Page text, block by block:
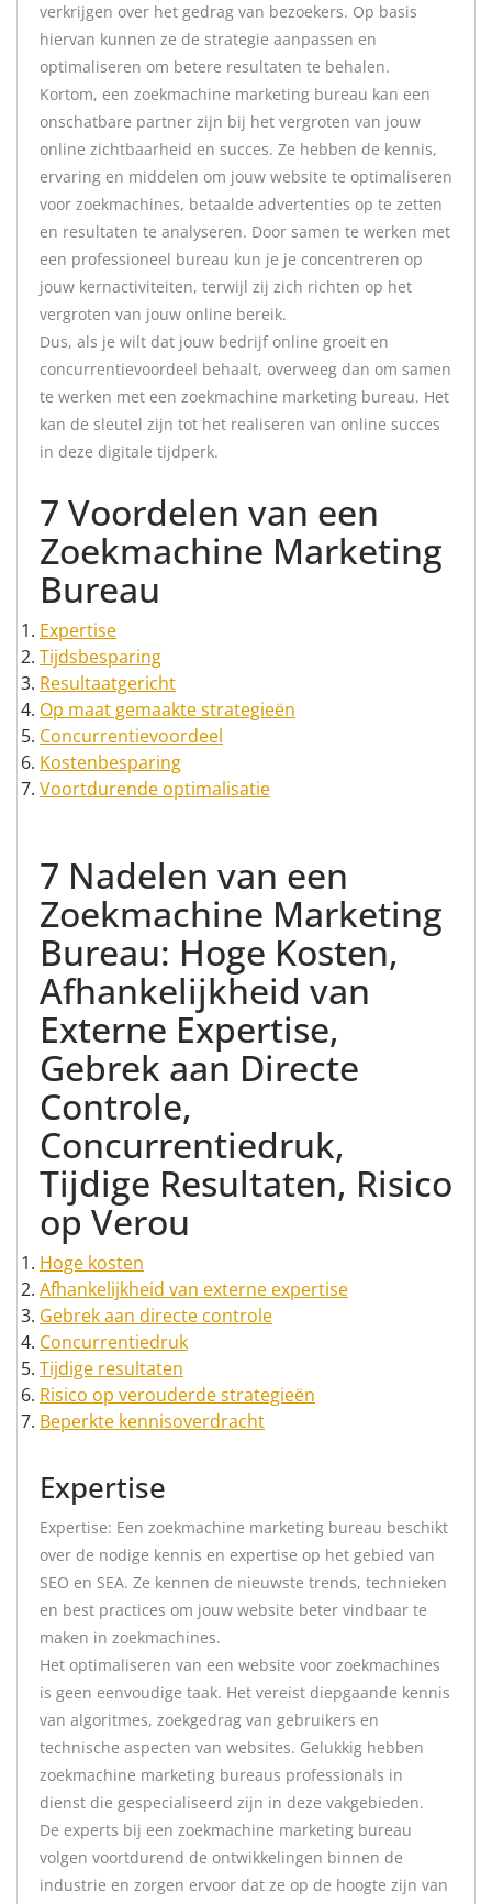
verkrijgen over het gedrag van bezoekers. Op basis
hiervan kunnen ze de strategie aanpassen en
optimaliseren om betere resultaten te behalen.
Kortom, een zoekmachine marketing bureau kan een
onschatbare partner zijn bij het vergroten van jouw
online zichtbaarheid en succes. Ze hebben de kennis,
ervaring en middelen om jouw website te optimaliseren
voor zoekmachines, betaalde advertenties op te zetten
en resultaten te analyseren. Door samen te werken met
een professioneel bureau kun je je concentreren op
jouw kernactiviteiten, terwijl zij zich richten op het
vergroten van jouw online bereik.
Dus, als je wilt dat jouw bedrijf online groeit en
concurrentievoordeel behaalt, overweeg dan om samen
te werken met een zoekmachine marketing bureau. Het
kan de sleutel zijn tot het realiseren van online succes
in deze digitale tijdperk.
7 Voordelen van een
Zoekmachine Marketing
Bureau
Expertise
Tijdsbesparing
Resultaatgericht
Op maat gemaakte strategieën
Concurrentievoordeel
Kostenbesparing
Voortdurende optimalisatie
7 Nadelen van een
Zoekmachine Marketing
Bureau: Hoge Kosten,
Afhankelijkheid van
Externe Expertise,
Gebrek aan Directe
Controle,
Concurrentiedruk,
Tijdige Resultaten, Risico
op Verou
Hoge kosten
Afhankelijkheid van externe expertise
Gebrek aan directe controle
Concurrentiedruk
Tijdige resultaten
Risico op verouderde strategieën
Beperkte kennisoverdracht
Expertise
Expertise: Een zoekmachine marketing bureau beschikt
over de nodige kennis en expertise op het gebied van
SEO en SEA. Ze kennen de nieuwste trends, technieken
en best practices om jouw website beter vindbaar te
maken in zoekmachines.
Het optimaliseren van een website voor zoekmachines
is geen eenvoudige taak. Het vereist diepgaande kennis
van algoritmes, zoekgedrag van gebruikers en
technische aspecten van websites. Gelukkig hebben
zoekmachine marketing bureaus professionals in
dienst die gespecialiseerd zijn in deze vakgebieden.
De experts bij een zoekmachine marketing bureau
volgen voortdurend de ontwikkelingen binnen de
industrie en zorgen ervoor dat ze op de hoogte zijn van